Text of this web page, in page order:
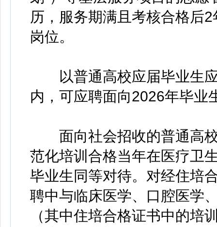
历，服务期满且考核合格后
岗位。
以普通高校应届毕业生应
内，可应聘面向2026年毕业
面向社会招收的普通高校
范化培训合格当年在医疗卫
毕业生同等对待。对经住培
聘中与临床医学、口腔医学
（其中住培合格证书中的培